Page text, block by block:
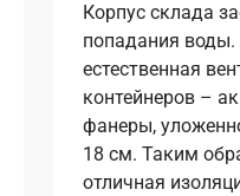
Корпус склада
попадания
естественная
контейнеров –
фанеры,
18 см. Таким
отличная